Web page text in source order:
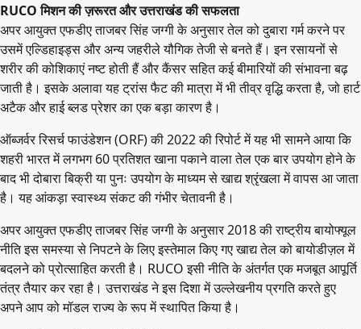
RUCO मिशन की ज़रूरत और उत्तराखंड की सफलता
अपर आयुक्त एफडीए ताजबर सिंह जग्गी के अनुसार तेल को दुबारा गर्म करने पर
उसमें एल्डिहाइड्स और अन्य जहरीले यौगिक तेजी से बनते हैं। इन रसायनों से
शरीर की कोशिकाएं नष्ट होती हैं और कैंसर सहित कई बीमारियों की संभावना बढ़
जाती है। इसके अलावा यह ट्रांस फैट की मात्रा में भी तीव्र वृद्धि करता है, जो हार्ट
अटैक और हाई ब्लड प्रेशर का एक बड़ा कारण है।
ऑब्जर्वर रिसर्च फाउंडेशन (ORF) की 2022 की रिपोर्ट में यह भी सामने आया कि
शहरी भारत में लगभग 60 प्रतिशत खाना पकाने वाला तेल एक बार उपयोग होने के
बाद भी दोबारा बिक्री या पुनः उपयोग के माध्यम से खाद्य श्रृंखला में वापस आ जाता
है। यह आंकड़ा स्वास्थ्य संकट की गंभीर चेतावनी है।
अपर आयुक्त एफडीए ताजबर सिंह जग्गी के अनुसार 2018 की राष्ट्रीय बायोफ्यूल
नीति इस समस्या से निपटने के लिए इस्तेमाल किए गए खाद्य तेल को बायोडीज़ल में
बदलने को प्रोत्साहित करती है। RUCO इसी नीति के अंतर्गत एक मजबूत आपूर्ति
तंत्र तैयार कर रहा है। उत्तराखंड ने इस दिशा में उल्लेखनीय प्रगति करते हुए
अपने आप को मॉडल राज्य के रूप में स्थापित किया है।